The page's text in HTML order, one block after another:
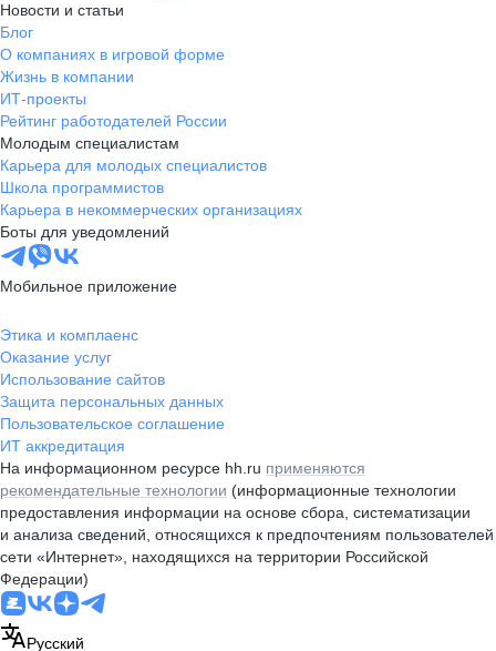
Новости и статьи
Блог
О компаниях в игровой форме
Жизнь в компании
ИТ-проекты
Рейтинг работодателей России
Молодым специалистам
Карьера для молодых специалистов
Школа программистов
Карьера в некоммерческих организациях
Боты для уведомлений
Мобильное приложение
Этика и комплаенс
Оказание услуг
Использование сайтов
Защита персональных данных
Пользовательское соглашение
ИТ аккредитация
На информационном ресурсе hh.ru применяются
рекомендательные технологии (информационные технологии
предоставления информации на основе сбора, систематизации
и анализа сведений, относящихся к предпочтениям пользователей
сети «Интернет», находящихся на территории Российской
Федерации)
Русский